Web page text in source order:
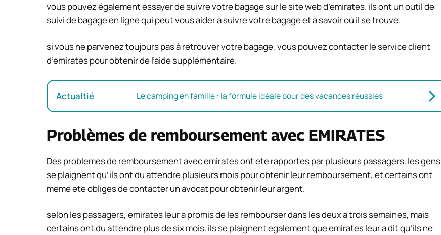
vous pouvez également essayer de suivre votre bagage sur le site web d’emirates. ils ont un outil de
suivi de bagage en ligne qui peut vous aider à suivre votre bagage et à savoir où il se trouve.
si vous ne parvenez toujours pas à retrouver votre bagage, vous pouvez contacter le service client
d’emirates pour obtenir de l’aide supplémentaire.
Actualtié Le camping en famille : la formule idéale pour des vacances réussies
Problèmes de remboursement avec EMIRATES
Des problemes de remboursement avec emirates ont ete rapportes par plusieurs passagers. les gens
se plaignent qu’ils ont du attendre plusieurs mois pour obtenir leur remboursement, et certains ont
meme ete obliges de contacter un avocat pour obtenir leur argent.
selon les passagers, emirates leur a promis de les rembourser dans les deux a trois semaines, mais
certains ont du attendre plus de six mois. ils se plaignent egalement que emirates leur a dit qu’ils ne